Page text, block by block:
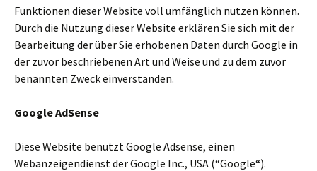
Funktionen dieser Website voll umfänglich nutzen können.
Durch die Nutzung dieser Website erklären Sie sich mit der
Bearbeitung der über Sie erhobenen Daten durch Google in
der zuvor beschriebenen Art und Weise und zu dem zuvor
benannten Zweck einverstanden.
Google AdSense
Diese Website benutzt Google Adsense, einen
Webanzeigendienst der Google Inc., USA (“Google“).